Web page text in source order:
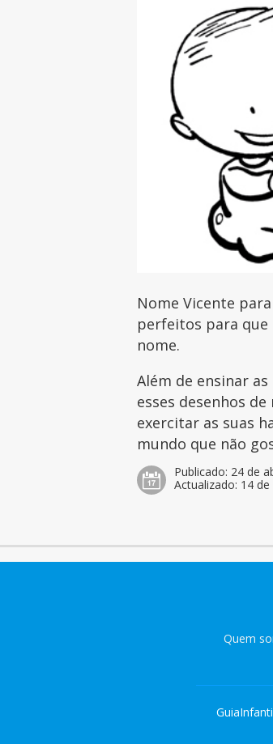
Nome Vicente
perfeitos para que
nome.
Além de ensinar
esses desenhos
exercitar as suas
mundo que não
Publicado: 24 de
Actualizado: 14
Quem